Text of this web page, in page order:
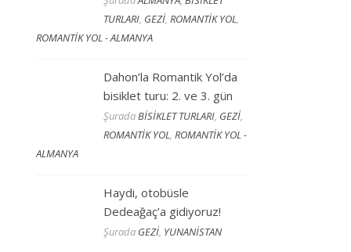
TURLARI, GEZİ,ROMANTİK YOL,
ROMANTİK YOL - ALMANYA
Dahon’la Romantik Yol’da
bisiklet turu: 2. ve 3. gün
ŞuradaBİSİKLET TURLARI, GEZİ,
ROMANTİK YOL,ROMANTİK YOL -
ALMANYA
Haydi, otobüsle
Dedeağaç’a gidiyoruz!
Şurada GEZİ, YUNANİSTAN